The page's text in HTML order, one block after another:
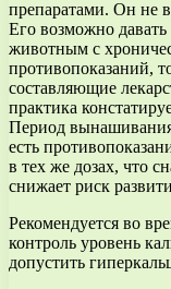
препаратами. Он не
Его возможно
животным с
противопоказаний,
составляющие
практика
Период
есть
в тех же дозах, что
снижает риск
Рекомендуется во
контроль уровень
допустить